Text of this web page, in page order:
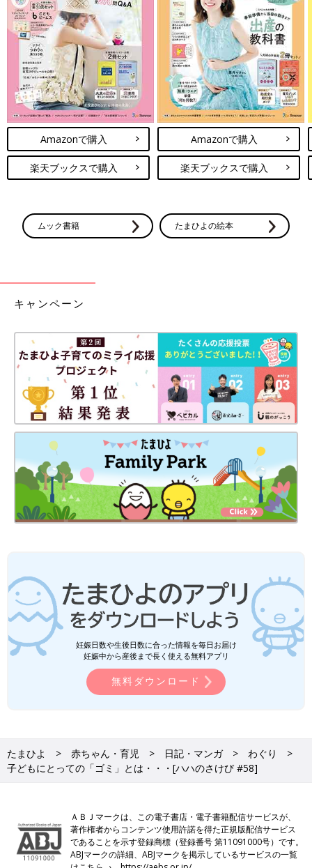
Amazonで購入
楽天ブックスで購入
Amazonで購入
楽天ブックスで購入
ムック書籍 たまひよの絵本
キャンペーン
妊娠日数や生後日数に合った情報を毎日お届け
妊娠中から産後まで長く使える無料アプリ
無料ダウンロード
たまひよ 赤ちゃん・育児 日記・マンガ
わぐり
子どもにとっての「ゴミ」とは・・・[ハハのさけび #58]
ＡＢＪマークは、この電子書店・電子書籍配信サービスが、
著作権者からコンテンツ使用許諾を得た正規版配信サービス
であることを示す登録商標（登録番号 第11091000号）です。
ABJマークの詳細、ABJマークを掲示しているサービスの一覧